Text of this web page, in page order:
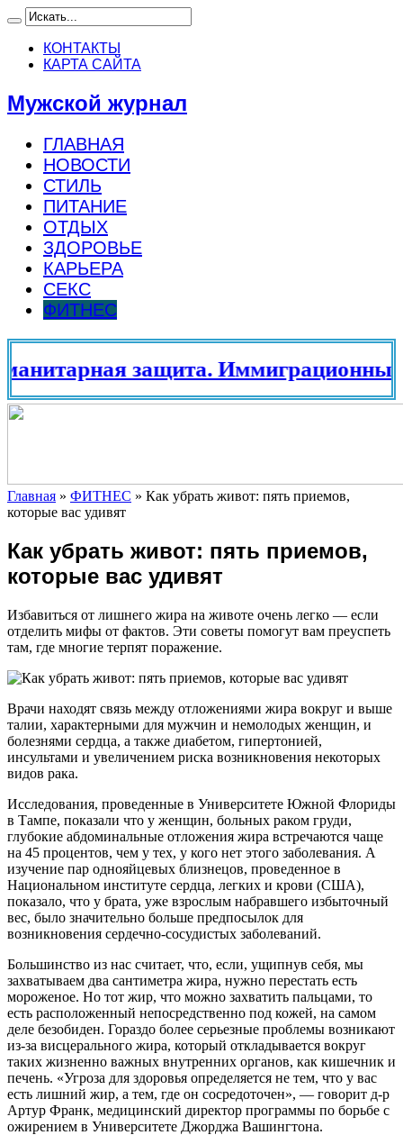
КОНТАКТЫ
КАРТА САЙТА
Мужской журнал
ГЛАВНАЯ
НОВОСТИ
СТИЛЬ
ПИТАНИЕ
ОТДЫХ
ЗДОРОВЬЕ
КАРЬЕРА
СЕКС
ФИТНЕС
защита. Иммиграционный
Главная » ФИТНЕС » Как убрать живот: пять приемов,
которые вас удивят
Как убрать живот: пять приемов,
которые вас удивят
Избавиться от лишнего жира на животе очень легко — если
отделить мифы от фактов. Эти советы помогут вам преуспеть
там, где многие терпят поражение.
Врачи находят связь между отложениями жира вокруг и выше
талии, характерными для мужчин и немолодых женщин, и
болезнями сердца, а также диабетом, гипертонией,
инсультами и увеличением риска возникновения некоторых
видов рака.
Исследования, проведенные в Университете Южной Флориды
в Тампе, показали что у женщин, больных раком груди,
глубокие абдоминальные отложения жира встречаются чаще
на 45 процентов, чем у тех, у кого нет этого заболевания. А
изучение пар однояйцевых близнецов, проведенное в
Национальном институте сердца, легких и крови (США),
показало, что у брата, уже взрослым набравшего избыточный
вес, было значительно больше предпосылок для
возникновения сердечно-сосудистых заболеваний.
Большинство из нас считает, что, если, ущипнув себя, мы
захватываем два сантиметра жира, нужно перестать есть
мороженое. Но тот жир, что можно захватить пальцами, то
есть расположенный непосредственно под кожей, на самом
деле безобиден. Гораздо более серьезные проблемы возникают
из-за висцерального жира, который откладывается вокруг
таких жизненно важных внутренних органов, как кишечник и
печень. «Угроза для здоровья определяется не тем, что у вас
есть лишний жир, а тем, где он сосредоточен», — говорит д-р
Артур Франк, медицинский директор программы по борьбе с
ожирением в Университете Джорджа Вашингтона.